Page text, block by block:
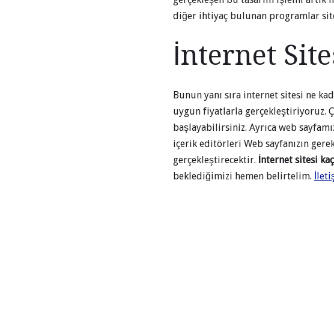
diğer ihtiyaç bulunan programlar
İnternet
Bunun yanı sıra internet sitesi ne
uygun fiyatlarla gerçekleştiriyoruz.
başlayabilirsiniz. Ayrıca web
içerik editörleri Web sayfanızın
gerçekleştirecektir. İnternet sitesi
beklediğimizi hemen belirtelim.